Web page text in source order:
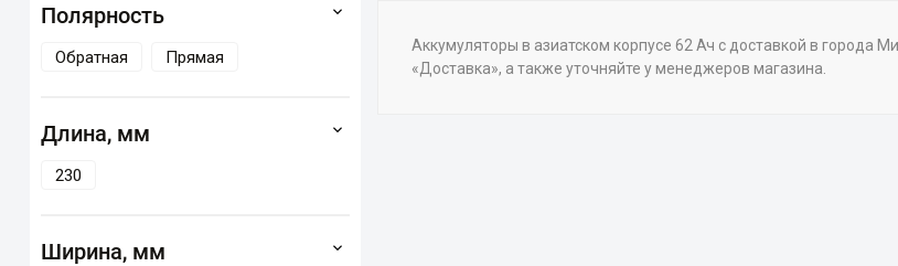
Полярность
Обратная Прямая
Длина, мм
230
Ширина, мм
Аккумуляторы в азиатском корпусе 62 Ач с доставкой в города
«Доставка», а также уточняйте у менеджеров магазина.